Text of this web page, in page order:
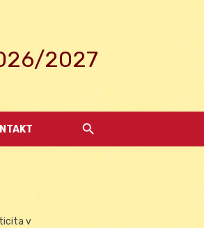
2027
v